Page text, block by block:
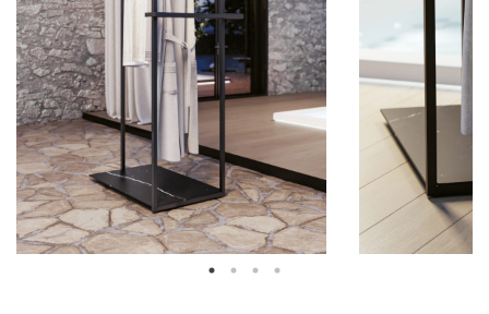
Complementos
Accesorios
Ventajas
Complementos opcionales
Asistencia
Preguntas frecuentes de The Wellness